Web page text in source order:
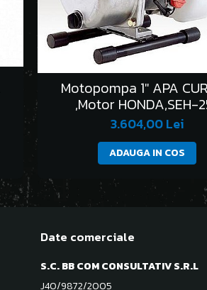
Motopompa 1" APA
,Motor HONDA,SEH-
3.604,00 Lei
ADAUGA IN COS
Date comerciale
S.C. BB COM CONSULTATIV S.R.L
J40/9872/2005